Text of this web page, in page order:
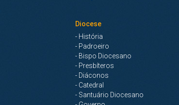
Diocese
- História
- Padroeiro
- Bispo Diocesano
- Presbíteros
- Diáconos
- Catedral
- Santuário Diocesano